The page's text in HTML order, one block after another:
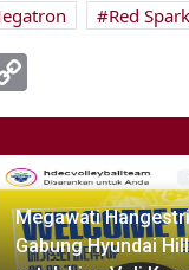
Red
Megawati
Gabung Hyundai